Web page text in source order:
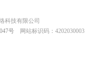
科技有限公司
号 网站标识码：4202030003